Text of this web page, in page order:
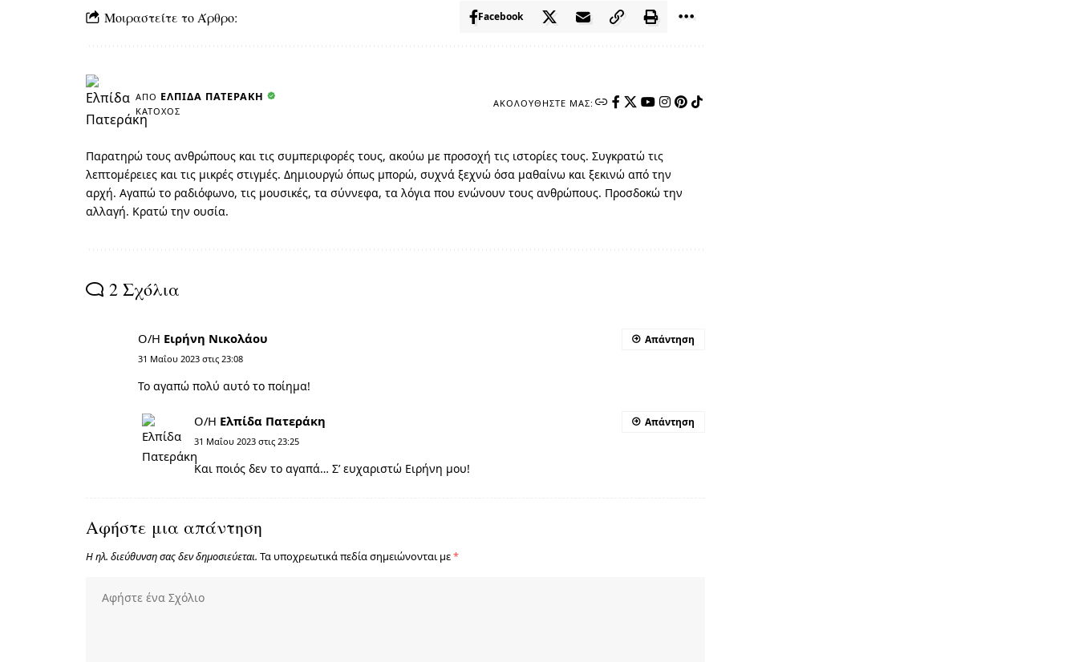
Μοιραστείτε το Άρθρο: Facebook
ΑΠΌ ΕΛΠΊΔΑ ΠΑΤΕΡΆΚΗ
ΚΆΤΟΧΟΣ
ΑΚΟΛΟΥΘΉΣΤΕ ΜΑΣ:
Παρατηρώ τους ανθρώπους και τις συμπεριφορές τους, ακούω με προσοχή τις ιστορίες τους. Συγκρατώ τις
λεπτομέρειες και τις μικρές στιγμές. Δημιουργώ όπως μπορώ, συχνά ξεχνώ όσα μαθαίνω και ξεκινώ από την
αρχή. Αγαπώ το ραδιόφωνο, τις μουσικές, τα σύννεφα, τα λόγια που ενώνουν τους ανθρώπους. Προσδοκώ την
αλλαγή. Κρατώ την ουσία.
2 Σχόλια
Ο/Η Ειρήνη Νικολάου
31 Μαΐου 2023 στις 23:08
Το αγαπώ πολύ αυτό το ποίημα!
Απάντηση
Ο/Η Ελπίδα Πατεράκη
31 Μαΐου 2023 στις 23:25
Και ποιός δεν το αγαπά… Σ’ ευχαριστώ Ειρήνη μου!
Απάντηση
Αφήστε μια απάντηση
Η ηλ. διεύθυνση σας δεν δημοσιεύεται. Τα υποχρεωτικά πεδία σημειώνονται με*